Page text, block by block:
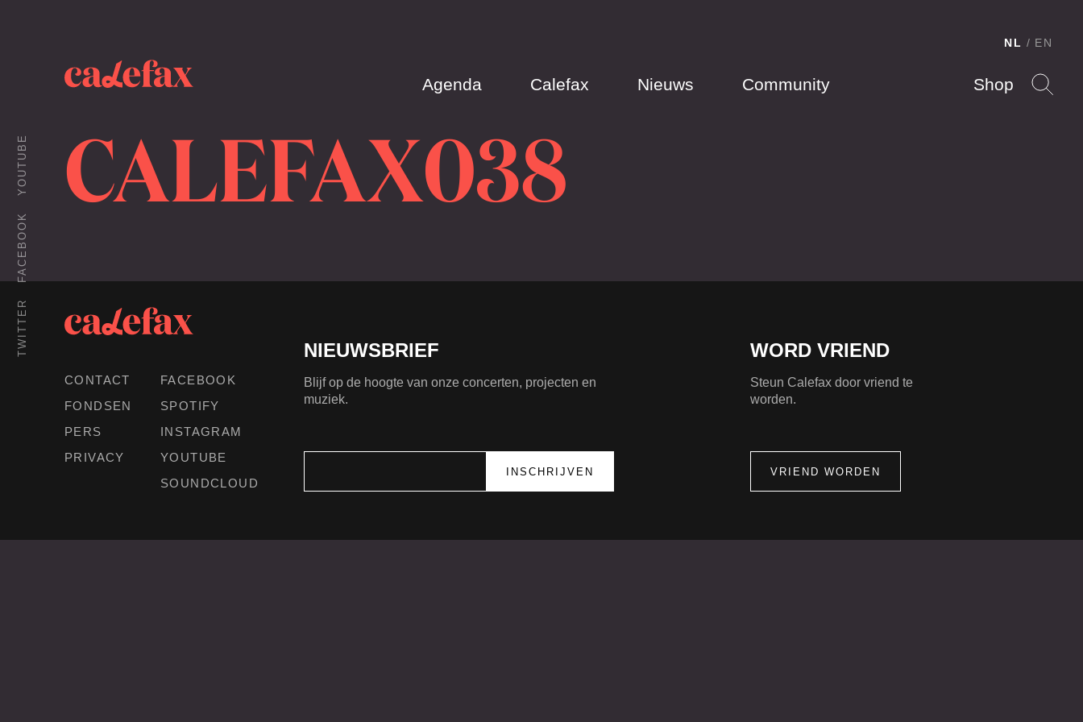
Agenda Calefax Nieuws Community Shop
NL EN
TWITTER
FACEBOOK
YOUTUBE CALEFAX038
CONTACT
FONDSEN
PERS
PRIVACY
FACEBOOK
SPOTIFY
INSTAGRAM
YOUTUBE
SOUNDCLOUD
NIEUWSBRIEF
Blijf op de hoogte van onze concerten, projecten en
muziek.
WORD VRIEND
Steun Calefax door vriend te
worden.
VRIEND WORDEN